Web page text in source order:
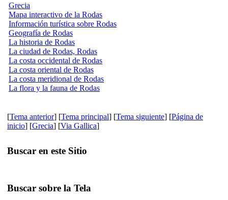
Grecia
Mapa interactivo de la Rodas
Información turística sobre Rodas
Geografía de Rodas
La historia de Rodas
La ciudad de Rodas, Rodas
La costa occidental de Rodas
La costa oriental de Rodas
La costa meridional de Rodas
La flora y la fauna de Rodas
[Tema anterior] [Tema principal] [Tema siguiente] [Página de
inicio] [Grecia] [Via Gallica]
Buscar en este Sitio
Buscar sobre la Tela